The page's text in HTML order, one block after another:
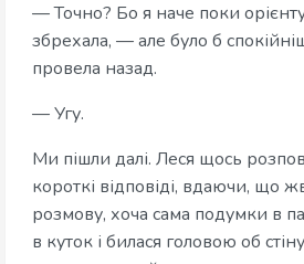
— Точно? Бо я наче поки
збрехала, — але було б
провела назад.
— Угу.
Ми пішли далі. Леся щось
короткі відповіді, вдаючи, що
розмову, хоча сама подумки в
в куток і билася головою об